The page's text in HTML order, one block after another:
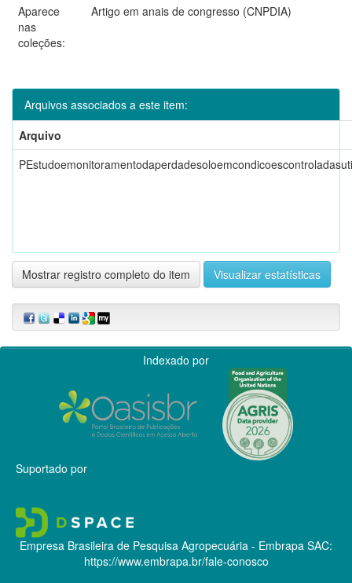
Aparece
nas
coleções:
Artigo em anais de congresso (CNPDIA)
Arquivos associados a este item:
Arquivo
Mostrar registro completo do item Visualizar estatísticas
Indexado por
Suportado por
Empresa Brasileira de Pesquisa Agropecuária - Embrapa SAC:
https://www.embrapa.br/fale-conosco